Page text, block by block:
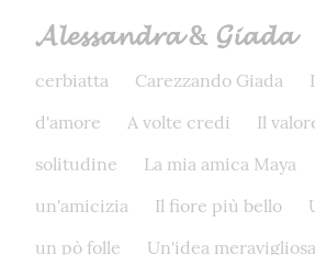
𝓐𝓵𝓮𝓼𝓼𝓪𝓷𝓭𝓻𝓪 & 𝓖𝓲𝓪𝓭𝓪
cerbiatta
Carezzando Giada
d'amore
A volte credi
Il
solitudine
La mia amica Maya
un'amicizia
Il fiore più bello
un pò folle
Un'idea meravigliosa